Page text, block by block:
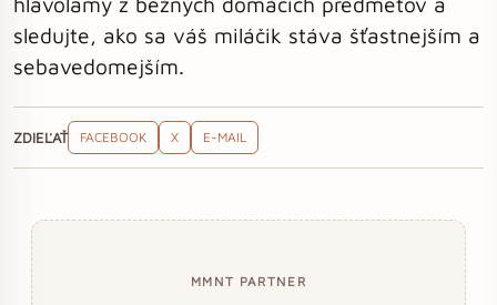
sledujte, ako sa váš miláčik stáva šťastnejším a
sebavedomejším.
ZDIEĽAŤ FACEBOOK X E-MAIL
MMNT PARTNER